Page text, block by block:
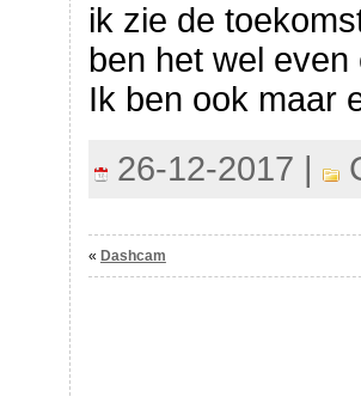
ik zie de
ben het wel
Ik ben ook maar
26-12-2017 |
« Dashcam